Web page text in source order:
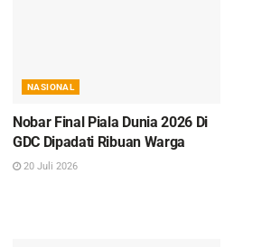
NASIONAL
Nobar Final Piala Dunia 2026 Di
GDC Dipadati Ribuan Warga
20 Juli 2026